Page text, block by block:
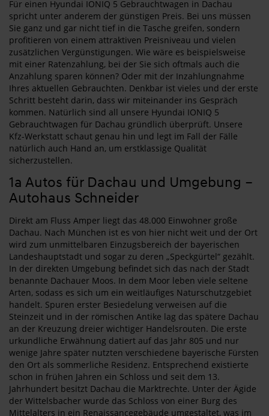
Für einen Hyundai IONIQ 5 Gebrauchtwagen in Dachau
spricht unter anderem der günstigen Preis. Bei uns müssen
Sie ganz und gar nicht tief in die Tasche greifen, sondern
profitieren von einem attraktiven Preisniveau und vielen
zusätzlichen Vergünstigungen. Wie wäre es beispielsweise
mit einer Ratenzahlung, bei der Sie sich oftmals auch die
Anzahlung sparen können? Oder mit der Inzahlungnahme
Ihres aktuellen Gebrauchten. Denkbar ist vieles und der erste
Schritt besteht darin, dass wir miteinander ins Gespräch
kommen. Natürlich sind all unsere Hyundai IONIQ 5
Gebrauchtwagen für Dachau gründlich überprüft. Unsere
Kfz-Werkstatt schaut genau hin und legt im Fall der Fälle
natürlich auch Hand an, um erstklassige Qualität
sicherzustellen.
1a Autos für Dachau und Umgebung –
Autohaus Schneider
Direkt am Fluss Amper liegt das 48.000 Einwohner große
Dachau. Nach München ist es von hier nicht weit und der Ort
wird zum unmittelbaren Einzugsbereich der bayerischen
Landeshauptstadt und sogar zu deren „Speckgürtel“ gezählt.
In der direkten Umgebung befindet sich das nach der Stadt
benannte Dachauer Moos. In dem Moor leben viele seltene
Arten, sodass es sich um ein weitläufiges Naturschutzgebiet
handelt. Spuren erster Besiedelung verweisen auf die
Steinzeit und in der römischen Antike lag das spätere Dachau
an der Kreuzung dreier wichtiger Handelsrouten. Die erste
urkundliche Erwähnung datiert auf das Jahr 805 und nur
wenige Jahre später nutzten verschiedene bayerische Fürsten
den Ort als sommerliche Residenz. Entsprechend existierte
schon in frühen Jahren ein Schloss und seit dem 13.
Jahrhundert besitzt Dachau die Marktrechte. Unter der Ägide
der Wittelsbacher wurde das Schloss von einer Burg des
Mittelalters in ein Renaissancegebäude umgestaltet, was im